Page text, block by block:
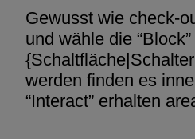
Gewusst wie check-
und wähle die “Block”
werden finden es
“Interact” erhalten